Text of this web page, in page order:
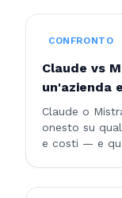
CONFRONTO
Claude vs
un'azienda
Claude o
onesto su
e costi — e